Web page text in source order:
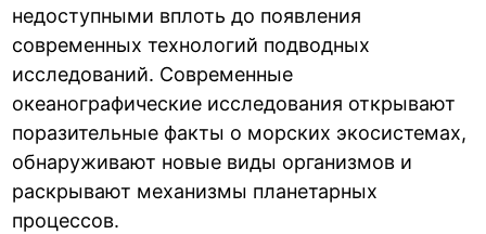
недоступными вплоть до появления
современных технологий подводных
исследований. Современные
океанографические исследования открывают
поразительные факты о морских экосистемах,
обнаруживают новые виды организмов и
раскрывают механизмы планетарных
процессов.